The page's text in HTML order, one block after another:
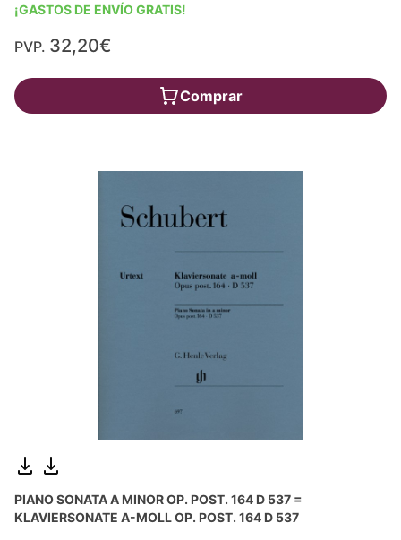
¡GASTOS DE ENVÍO GRATIS!
PVP. 32,20€
Comprar
PIANO SONATA A MINOR OP. POST. 164 D 537 =
KLAVIERSONATE A-MOLL OP. POST. 164 D 537